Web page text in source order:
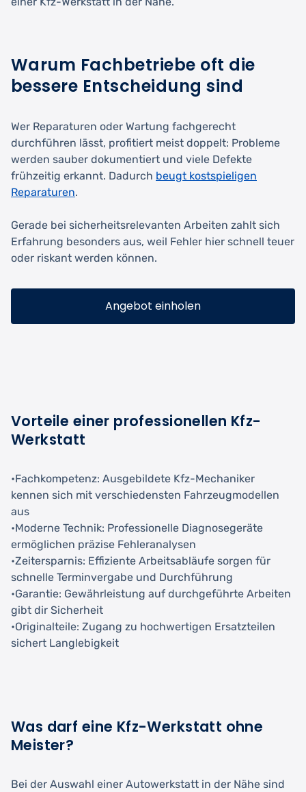
Warum Fachbetriebe oft die
bessere Entscheidung sind
Wer Reparaturen oder Wartung fachgerecht
durchführen lässt, profitiert meist doppelt: Probleme
werden sauber dokumentiert und viele Defekte
frühzeitig erkannt. Dadurch beugt kostspieligen
Reparaturen.
Gerade bei sicherheitsrelevanten Arbeiten zahlt sich
Erfahrung besonders aus, weil Fehler hier schnell teuer
oder riskant werden können.
Angebot einholen
Vorteile einer professionellen Kfz-
Werkstatt
•Fachkompetenz: Ausgebildete Kfz-Mechaniker
kennen sich mit verschiedensten Fahrzeugmodellen
aus
•Moderne Technik: Professionelle Diagnosegeräte
ermöglichen präzise Fehleranalysen
•Zeitersparnis: Effiziente Arbeitsabläufe sorgen für
schnelle Terminvergabe und Durchführung
•Garantie: Gewährleistung auf durchgeführte Arbeiten
gibt dir Sicherheit
•Originalteile: Zugang zu hochwertigen Ersatzteilen
sichert Langlebigkeit
Was darf eine Kfz-Werkstatt ohne
Meister?
Bei der Auswahl einer Autowerkstatt in der Nähe sind